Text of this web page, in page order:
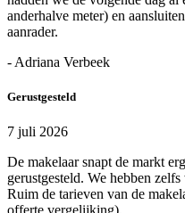
anderhalve meter) en
aanrader.
- Adriana Verbeek
Gerustgesteld
7 juli 2026
De makelaar snapt de markt
gerustgesteld. We hebben
Ruim de tarieven van de
offerte vergelijking).